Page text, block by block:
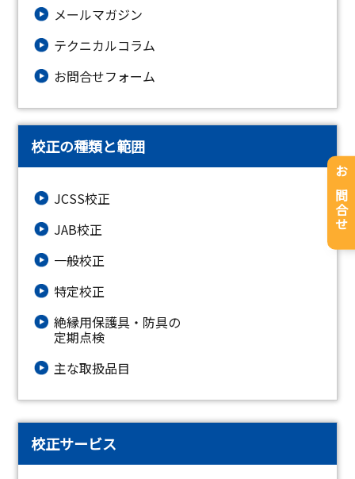
メールマガジン
テクニカルコラム
お問合せフォーム
校正の種類と範囲
JCSS校正
JAB校正
一般校正
特定校正
絶縁⽤保護具・防具の
定期点検
主な取扱品目
校正サービス
お問合せ